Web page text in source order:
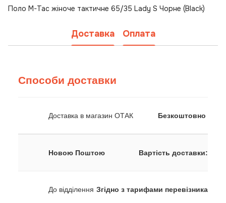
Поло M-Tac жіноче тактичне 65/35 Lady S Чорне (Black)
Доставка Оплата
Способи доставки
Доставка в магазин ОТАК Безкоштовно
Новою Поштою Вартість доставки:
До відділення Згідно з тарифами перевізника